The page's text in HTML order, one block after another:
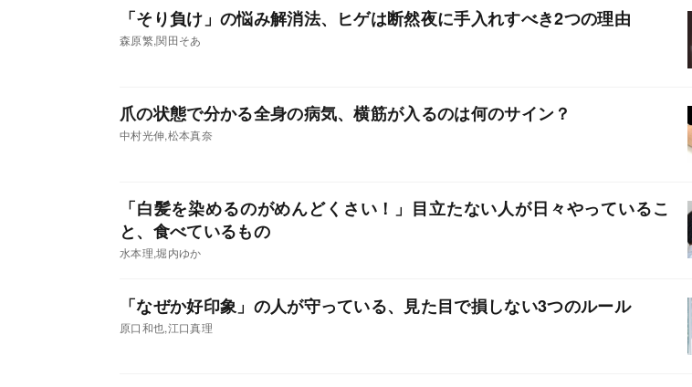
「そり負け」の悩み解消法、ヒゲは断然夜に手入れすべき2つの理由
森原繁,関田そあ
爪の状態で分かる全身の病気、横筋が入るのは何のサイン？
中村光伸,松本真奈
「白髪を染めるのがめんどくさい！」目立たない人が日々やっているこ
と、食べているもの
水本理,堀内ゆか
「なぜか好印象」の人が守っている、見た目で損しない3つのルール
原口和也,江口真理